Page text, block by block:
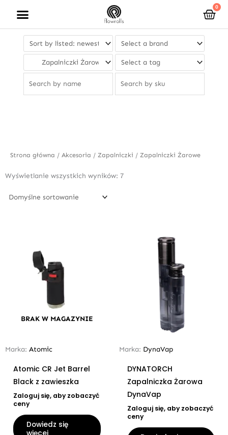
treści
0
Strona główna / Akcesoria / Zapalniczki / Zapalniczki Żarowe
Wyświetlanie wszystkich wyników: 7
BRAK W MAGAZYNIE
Marka: Atomic
Atomic CR Jet Barrel
Black z zawieszka
Zaloguj się, aby zobaczyć
ceny
Dowiedz się
Marka: DynaVap
DYNATORCH
Zapalniczka Żarowa
DynaVap
Zaloguj się, aby zobaczyć
ceny